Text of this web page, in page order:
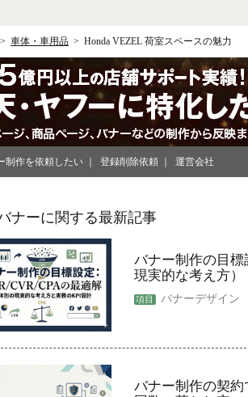
車体・車用品 Honda VEZEL 荷室スペースの魅力
制作を依頼したい 登録削除依頼 運営会社
ナーに関する最新記事
バナー制作の目標
現実的な考え方）
バナーデザイン
バナー制作の契